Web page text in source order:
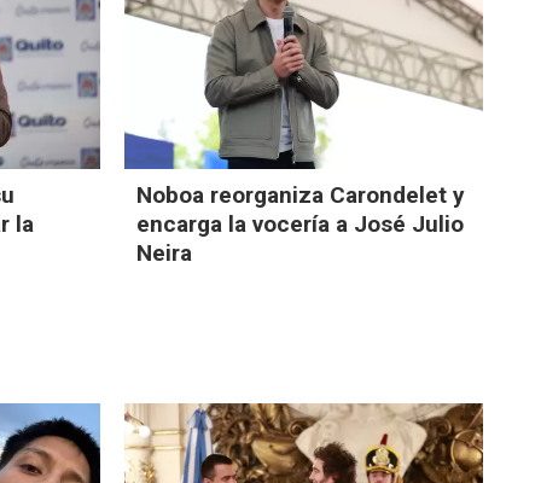
la
Noboa reorganiza Carondelet y
encarga la vocería a José Julio
Neira